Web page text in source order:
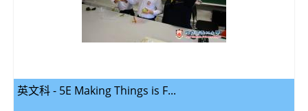
英文科 - 5E Making Things is F...